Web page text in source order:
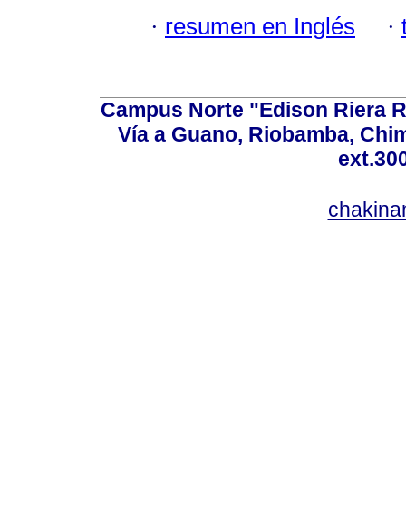
· resumen en Inglés ·
Campus Norte "Edison Riera
Vía a Guano, Riobamba,